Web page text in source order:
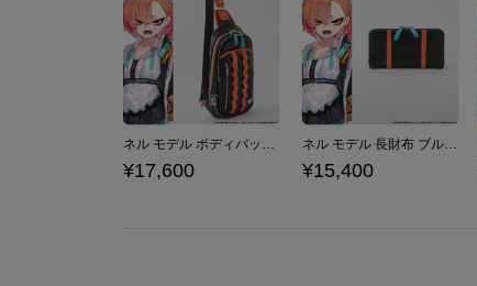
ネル モデル ボディバッグ ブルーアーカイブ -Blue Archive-
¥17,600
ネル モデル 長財布 ブルーアーカイブ -Blue Archive-
¥15,400